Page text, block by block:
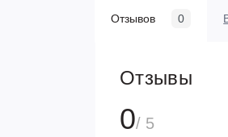
Отзывов 0
Отзывы
0/ 5